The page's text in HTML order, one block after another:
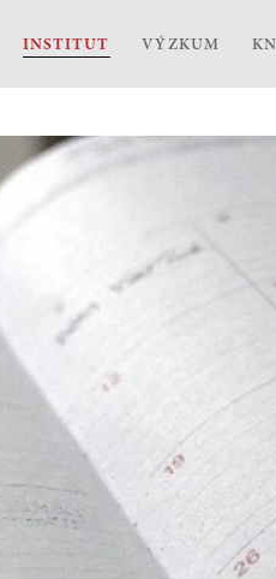
INSTITUT VÝZKUM